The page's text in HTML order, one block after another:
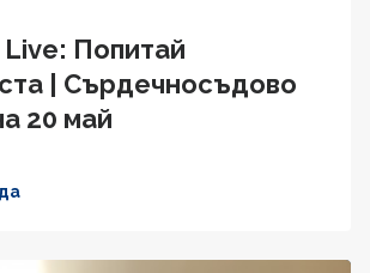
Попитай
| Сърдечносъдово
20 май